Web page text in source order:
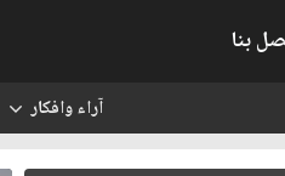
بنا
آراء وافكار